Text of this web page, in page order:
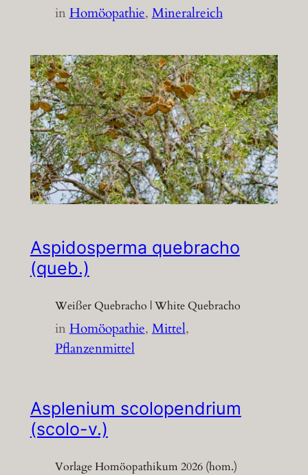
inHomöopathie, Mineralreich
Aspidosperma quebracho
(queb.)
Weißer Quebracho | White Quebracho
inHomöopathie, Mittel
Pflanzenmittel
Asplenium scolopendrium
(scolo-v.)
Vorlage Homöopathikum 2026 (hom.)